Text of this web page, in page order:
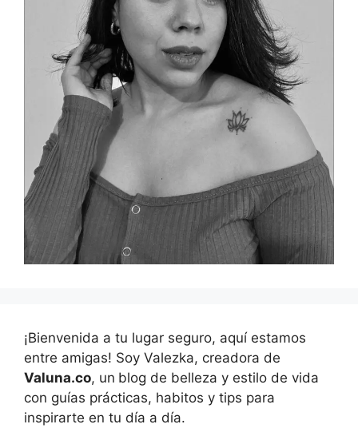
¡Bienvenida a tu lugar seguro, aquí estamos
entre amigas! Soy Valezka, creadora de
Valuna.co, un blog de belleza y estilo de vida
con guías prácticas, habitos y tips para
inspirarte en tu día a día.